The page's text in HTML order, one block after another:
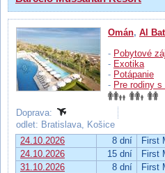
Omán, Al
- Pobytové
- Exotika
- Potápanie
- Pre rodiny s
Doprava:
odlet: Bratislava, Košice
24.10.2026
8 dní First
24.10.2026
15 dní First
31.10.2026
8 dní First